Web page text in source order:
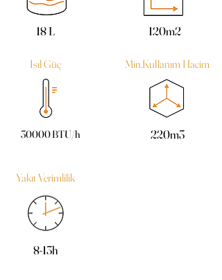
18 L
Isıl Güç
30000 BTU/h
120m2
Min.Kullanım Hacim
220m3
Yakıt Verimlilik
8-13h